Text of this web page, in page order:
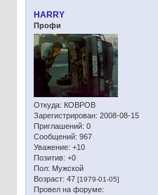
HARRY
Профи
Откуда: КОВРОВ
Зарегистрирован: 2008-08-15
Приглашений: 0
Сообщений: 967
Уважение: +10
Позитив: +0
Пол: Мужской
Возраст: 47 [1979-01-05]
Провел на форуме: